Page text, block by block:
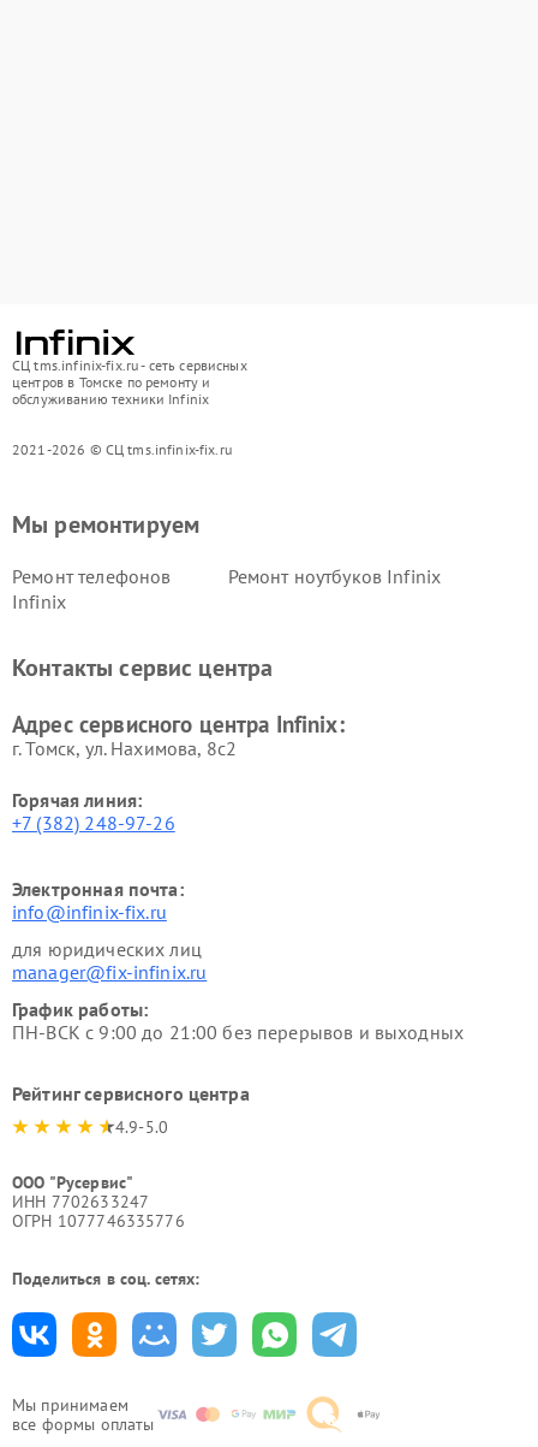
СЦ tms.infinix-fix.ru - сеть сервисных
центров в Томске по ремонту и
обслуживанию техники Infinix
2021-2026 © СЦ tms.infinix-fix.ru
Мы принимаем
все формы оплаты
Мы ремонтируем
Ремонт телефонов
Infinix
Ремонт ноутбуков Infinix
Контакты сервис центра
Адрес сервисного центра Infinix:
г. Томск, ул. Нахимова, 8с2
Горячая линия:
+7 (382) 248-97-26
Электронная почта:
info@infinix-fix.ru
для юридических лиц
manager@fix-infinix.ru
График работы:
ПН-ВСК с 9:00 до 21:00 без перерывов и выходных
Рейтинг сервисного центра
4.9-5.0
ООО "Русервис"
ИНН 7702633247
ОГРН 1077746335776
Поделиться в соц. сетях: